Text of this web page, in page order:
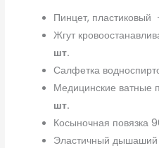
Пинцет, пластиковый
Жгут
шт.
Салфетка
Медицинские ватные
шт.
Косыночная повязка
Эластичный